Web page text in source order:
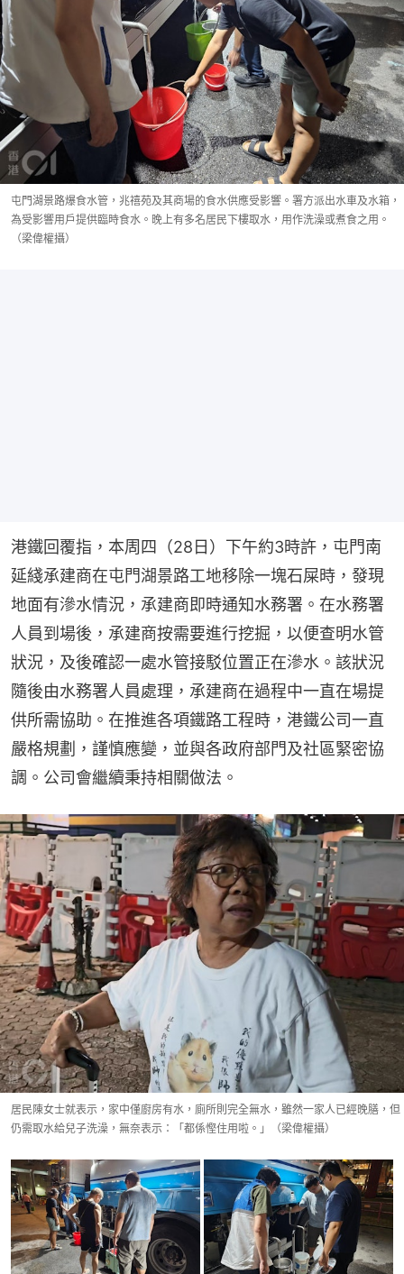
屯門湖景路爆食水管，兆禧苑及其商場的食水供應受影響。署方派出水車及水箱，
為受影響用戶提供臨時食水。晚上有多名居民下樓取水，用作洗澡或煮食之用。
（梁偉權攝）
港鐵回覆指，本周四（28日）下午約3時許，屯門南
延綫承建商在屯門湖景路工地移除一塊石屎時，發現
地面有滲水情況，承建商即時通知水務署。在水務署
人員到場後，承建商按需要進行挖掘，以便查明水管
狀況，及後確認一處水管接駁位置正在滲水。該狀況
隨後由水務署人員處理，承建商在過程中一直在場提
供所需協助。在推進各項鐵路工程時，港鐵公司一直
嚴格規劃，謹慎應變，並與各政府部門及社區緊密協
調。公司會繼續秉持相關做法。
居民陳女士就表示，家中僅廚房有水，廁所則完全無水，雖然一家人已經晚膳，但
仍需取水給兒子洗澡，無奈表示：「都係慳住用啦。」（梁偉權攝）